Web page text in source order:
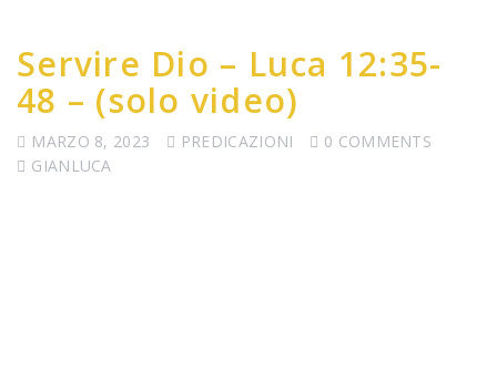
Servire Dio – Luca 12:35-
48 – (solo video)
MARZO 8, 2023 PREDICAZIONI
0 COMMENTS
GIANLUCA